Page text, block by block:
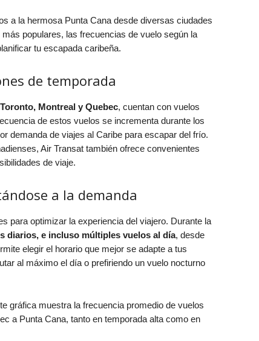
a la hermosa Punta Cana desde diversas ciudades
populares, las frecuencias de vuelo según la
tu escapada caribeña.
de temporada
Toronto, Montreal y Quebec, cuentan con vuelos
de estos vuelos se incrementa durante los
demanda de viajes al Caribe para escapar del frío.
Air Transat también ofrece convenientes
de viaje.
a la demanda
para optimizar la experiencia del viajero. Durante la
diarios, e incluso múltiples vuelos al día, desde
elegir el horario que mejor se adapte a tus
al máximo el día o prefiriendo un vuelo nocturno
gráfica muestra la frecuencia promedio de vuelos
a Punta Cana, tanto en temporada alta como en